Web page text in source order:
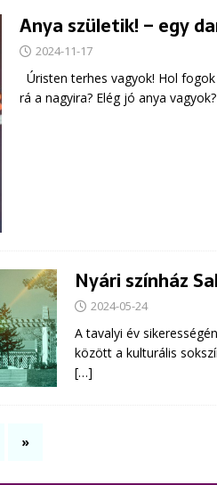
Anya születik! – egy
2024-11-17
Úristen terhes vagyok! Hol
rá a nagyira? Elég jó anya
Nyári színház
2024-05-24
A tavalyi év
között a kulturális
[…]
»